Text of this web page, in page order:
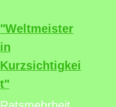
"Weltmeister
in
Kurzsichtigkei
t"